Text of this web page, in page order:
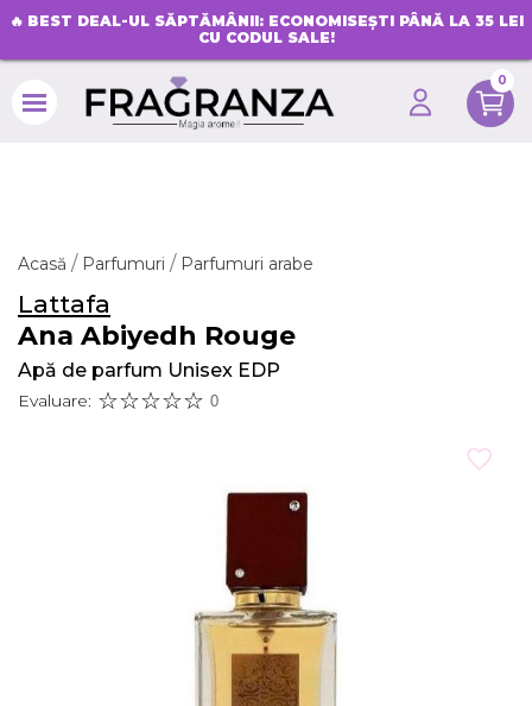
🔥 BEST DEAL-UL SĂPTĂMÂNII: ECONOMISEȘTI PÂNĂ LA 35 LEI
CU CODUL SALE!
0
Acasă Parfumuri Parfumuri arabe
Lattafa
Ana Abiyedh Rouge
Apă de parfum Unisex EDP
Evaluare: 0